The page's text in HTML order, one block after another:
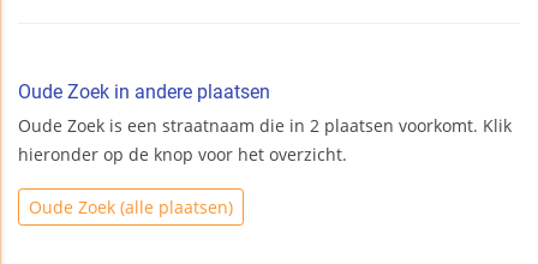
Oude Zoek in andere plaatsen
Oude Zoek is een straatnaam die in 2 plaatsen voorkomt. Klik
hieronder op de knop voor het overzicht.
Oude Zoek (alle plaatsen)